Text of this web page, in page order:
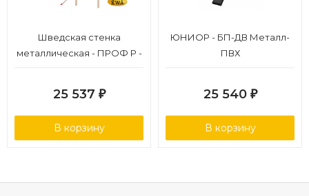
Шведская стенка
металлическая - ПРОФ P -
навесной + канат + кольца)
25 537 ₽
В корзину
ЮНИОР - БП-ДВ Металл-
ПВХ
25 540 ₽
В корзину